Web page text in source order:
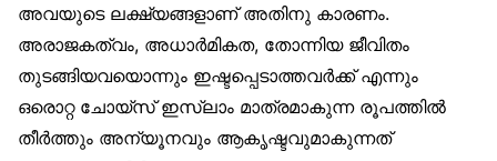
അവയുടെ ലക്ഷ്യങ്ങളാണ് അതിനു കാരണം.
അരാജകത്വം, അധാർമികത, തോന്നിയ ജീവിതം
തുടങ്ങിയവയൊന്നും ഇഷ്ടപ്പെടാത്തവർക്ക് എന്നും
ഒരൊറ്റ ചോയ്‌സ് ഇസ്‌ലാം മാത്രമാകുന്ന രൂപത്തിൽ
തീർത്തും അന്യൂനവും ആകൃഷ്ടവുമാകുന്നത്